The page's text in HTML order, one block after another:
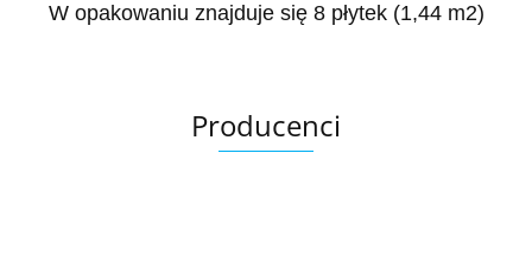
W opakowaniu znajduje się 8 płytek (1,44 m2)
Producenci